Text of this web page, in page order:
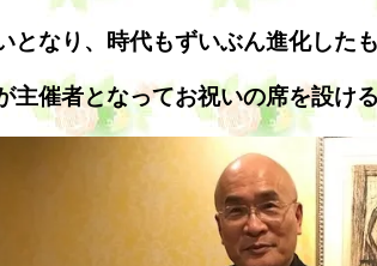
となり、時代もずいぶん進化した
主催者となってお祝いの席を設け